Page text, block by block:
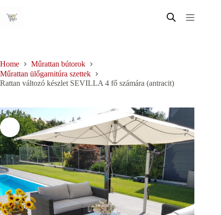
content
Home
Műrattan bútorok
Műrattan ülőgarnitúra szettek
Rattan változó készlet SEVILLA 4 fő számára (antracit)